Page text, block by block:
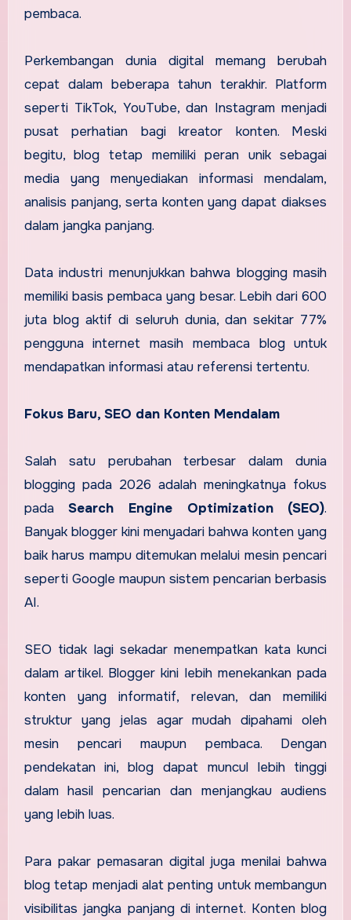
pembaca.
Perkembangan dunia digital memang berubah
cepat dalam beberapa tahun terakhir. Platform
seperti TikTok, YouTube, dan Instagram menjadi
pusat perhatian bagi kreator konten. Meski
begitu, blog tetap memiliki peran unik sebagai
media yang menyediakan informasi mendalam,
analisis panjang, serta konten yang dapat diakses
dalam jangka panjang.
Data industri menunjukkan bahwa blogging masih
memiliki basis pembaca yang besar. Lebih dari 600
juta blog aktif di seluruh dunia, dan sekitar 77%
pengguna internet masih membaca blog untuk
mendapatkan informasi atau referensi tertentu.
Fokus Baru, SEO dan Konten Mendalam
Salah satu perubahan terbesar dalam dunia
blogging pada 2026 adalah meningkatnya fokus
padaSearch Engine Optimization (SEO).
Banyak blogger kini menyadari bahwa konten yang
baik harus mampu ditemukan melalui mesin pencari
seperti Google maupun sistem pencarian berbasis
AI.
SEO tidak lagi sekadar menempatkan kata kunci
dalam artikel. Blogger kini lebih menekankan pada
konten yang informatif, relevan, dan memiliki
struktur yang jelas agar mudah dipahami oleh
mesin pencari maupun pembaca. Dengan
pendekatan ini, blog dapat muncul lebih tinggi
dalam hasil pencarian dan menjangkau audiens
yang lebih luas.
Para pakar pemasaran digital juga menilai bahwa
blog tetap menjadi alat penting untuk membangun
visibilitas jangka panjang di internet. Konten blog